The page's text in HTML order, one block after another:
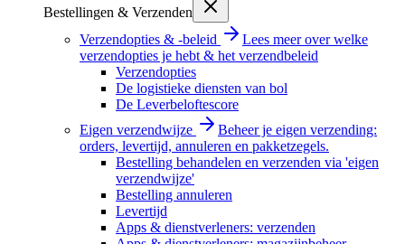
Bestellingen & Verzenden
Verzendopties & -beleid
Lees meer over welke
verzendopties je hebt & het verzendbeleid
Verzendopties
De logistieke diensten van bol
De Leverbeloftescore
Eigen verzendwijze
Beheer je eigen verzending:
orders, levertijd, annuleren en pakketzegels.
Bestelling behandelen en verzenden via 'eigen
verzendwijze'
Bestelling annuleren
Levertijd
Apps & dienstverleners: verzenden